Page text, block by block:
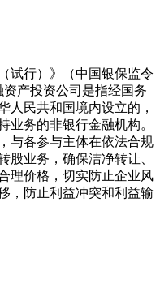
试行）》（中国银保监令
资产投资公司是指经国务
人民共和国境内设立的，
业务的非银行金融机构。
与各参与主体在依法合规
股业务，确保洁净转让、
理价格，切实防止企业风
，防止利益冲突和利益输